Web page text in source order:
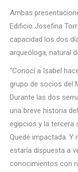
Ambas
Edificio Josefina
capacidad los dos
arqueóloga, natural
“Conocí a Isabel
grupo de socios del
Durante las dos
una breve historia
egipcios y la tercera
Quedé impactada. Y
estaría dispuesta a
conocimientos con